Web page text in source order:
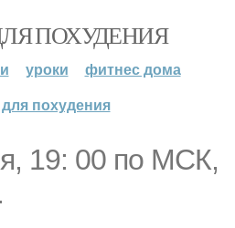
ПОХУДЕНИЯ
уроки
фитнес дома
похудения
19: 00 по МСК,